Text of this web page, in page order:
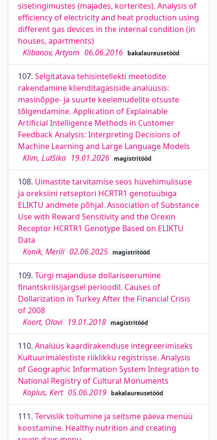
sisetingimustes (majades, korterites). Analysis of
efficiency of electricity and heat production using
different gas devices in the internal condition (in
houses, apartments)
Klibanov, Artyom 06.06.2016 bakalaureusetööd
107. Selgitatava tehisintellekti meetodite
rakendamine klienditagasiside analüüsis:
masinõppe- ja suurte keelemudelite otsuste
tõlgendamine. Application of Explainable
Artificial Intelligence Methods in Customer
Feedback Analysis: Interpreting Decisions of
Machine Learning and Large Language Models
Klim, Lutšika 19.01.2026 magistritööd
108. Uimastite tarvitamise seos hüvehimulisuse
ja oreksiini retseptori HCRTR1 genotüübiga
ELIKTU andmete põhjal. Association of Substance
Use with Reward Sensitivity and the Orexin
Receptor HCRTR1 Genotype Based on ELIKTU
Data
Konik, Merili 02.06.2025 magistritööd
109. Türgi majanduse dollariseerumine
finantskriisijärgsel perioodil. Causes of
Dollarization in Turkey After the Financial Crisis
of 2008
Koort, Olavi 19.01.2018 magistritööd
110. Analüüs kaardirakenduse integreerimiseks
Kultuurimälestiste riiklikku registrisse. Analysis
of Geographic Information System Integration to
National Registry of Cultural Monuments
Koplus, Kert 05.06.2019 bakalaureusetööd
111. Tervislik toitumine ja seitsme päeva menüü
koostamine. Healthy nutrition and creating